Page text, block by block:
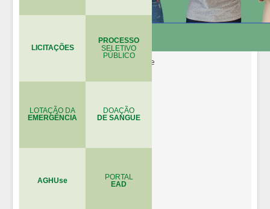
LICITAÇÕES
PROCESSO
SELETIVO
PÚBLICO
LOTAÇÃO DA
EMERGÊNCIA
DOAÇÃO
DE SANGUE
AGHUse PORTAL
EAD